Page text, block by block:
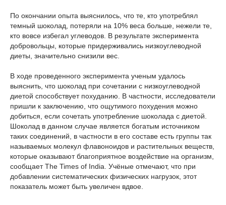
По окончании опыта выяснилось, что те, кто употреблял
темный шоколад, потеряли на 10% веса больше, нежели те,
кто вовсе избегал углеводов. В результате эксперимента
добровольцы, которые придерживались низкоуглеводной
диеты, значительно снизили вес.
В ходе проведенного эксперимента ученым удалось
выяснить, что шоколад при сочетании с низкоуглеводной
диетой способствует похуданию. В частности, исследователи
пришли к заключению, что ощутимого похудения можно
добиться, если сочетать употребление шоколада с диетой.
Шоколад в данном случае является богатым источником
таких соединений, в частности в его составе есть группы так
называемых молекул флавоноидов и растительных веществ,
которые оказывают благоприятное воздействие на организм,
сообщает The Times of India. Учёные отмечают, что при
добавлении систематических физических нагрузок, этот
показатель может быть увеличен вдвое.